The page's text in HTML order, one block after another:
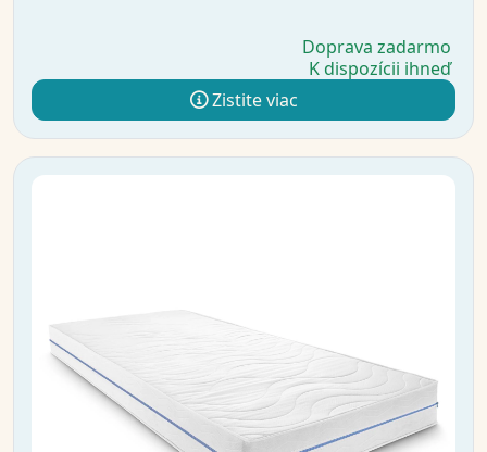
Doprava zadarmo
K dispozícii ihneď
Zistite viac